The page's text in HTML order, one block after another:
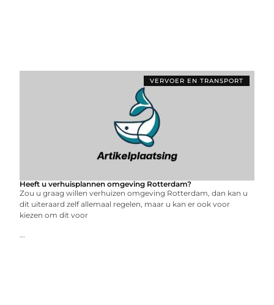
VERVOER EN TRANSPORT
Heeft u verhuisplannen omgeving Rotterdam?
Zou u graag willen verhuizen omgeving Rotterdam, dan kan u
dit uiteraard zelf allemaal regelen, maar u kan er ook voor
kiezen om dit voor
...